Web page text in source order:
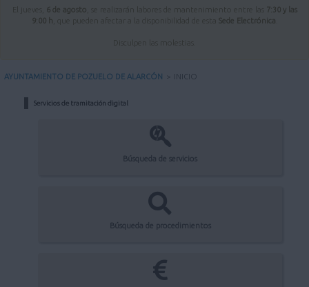
MI CARPETA
El jueves, 6 de agosto , se realizarán labores de mantenimiento entre las
7:30 y las
9:00 h , que pueden afectar a la disponibilidad de esta Sede Electrónica
Disculpen las molestias.
AYUNTAMIENTO DE POZUELO DE ALARCÓN > INICIO
Servicios de tramitación digital
Búsqueda de servicios
Búsqueda de procedimientos